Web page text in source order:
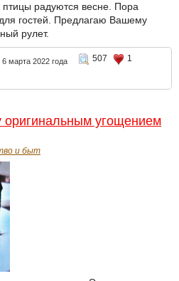
радуются весне. Пора
гостей. Предлагаю Вашему
рулет.
6 марта 2022 года 507
1
оригинальным угощением
и быт